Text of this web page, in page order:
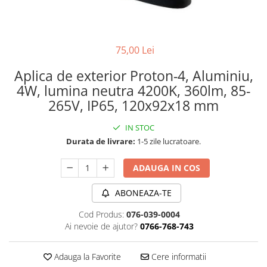
APLICE CU LED
PLAFONIERE CU LED
LAMPADARE CU LED
SUSPENSII VINTAGE
PLAFONIERE VINTAGE
ACCESORII & CABLU VINTAGE
SUSPENSII COPII
APLICE COPII
75,00 Lei
Aplica de exterior Proton-4, Aluminiu,
4W, lumina neutra 4200K, 360lm, 85-
265V, IP65, 120x92x18 mm
IN STOC
Durata de livrare: 1-5 zile lucratoare.
ADAUGA IN COS
ABONEAZA-TE
Cod Produs: 076-039-0004
Ai nevoie de ajutor? 0766-768-743
Adauga la Favorite Cere informatii